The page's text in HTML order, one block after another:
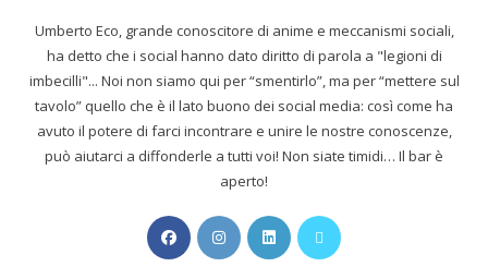
Umberto Eco, grande conoscitore di anime e meccanismi sociali,
ha detto che i social hanno dato diritto di parola a "legioni di
imbecilli"... Noi non siamo qui per “smentirlo”, ma per “mettere sul
tavolo” quello che è il lato buono dei social media: così come ha
avuto il potere di farci incontrare e unire le nostre conoscenze,
può aiutarci a diffonderle a tutti voi! Non siate timidi… Il bar è
aperto!